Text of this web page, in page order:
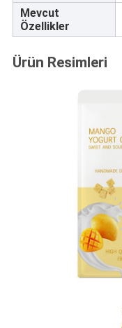
Mevcut
Özellikler
Ürün Resimleri